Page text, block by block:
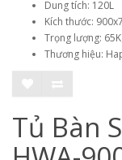
Dung tích: 120L
Kích thước:
Trọng lượng:
Thương hiệu:
Tủ Bàn